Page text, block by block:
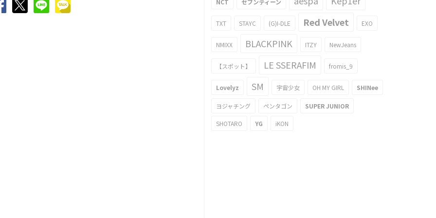
NCT セブンティーン
TXT STAYC (G)I-DLE Red Velvet EXO
NMIXX BLACKPINK ITZY NewJeans
【スポット】 LE SSERAFIM fromis_9
Lovelyz SM 宇宙少女 OH MY GIRL SHINee
ヨジャチング ペンタゴン SUPER JUNIOR
SHOTARO YG iKON